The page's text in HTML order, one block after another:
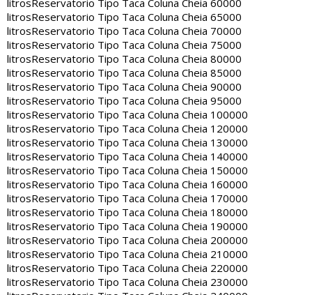
litrosReservatorio Tipo Taca Coluna Cheia 60000
litrosReservatorio Tipo Taca Coluna Cheia 65000
litrosReservatorio Tipo Taca Coluna Cheia 70000
litrosReservatorio Tipo Taca Coluna Cheia 75000
litrosReservatorio Tipo Taca Coluna Cheia 80000
litrosReservatorio Tipo Taca Coluna Cheia 85000
litrosReservatorio Tipo Taca Coluna Cheia 90000
litrosReservatorio Tipo Taca Coluna Cheia 95000
litrosReservatorio Tipo Taca Coluna Cheia 100000
litrosReservatorio Tipo Taca Coluna Cheia 120000
litrosReservatorio Tipo Taca Coluna Cheia 130000
litrosReservatorio Tipo Taca Coluna Cheia 140000
litrosReservatorio Tipo Taca Coluna Cheia 150000
litrosReservatorio Tipo Taca Coluna Cheia 160000
litrosReservatorio Tipo Taca Coluna Cheia 170000
litrosReservatorio Tipo Taca Coluna Cheia 180000
litrosReservatorio Tipo Taca Coluna Cheia 190000
litrosReservatorio Tipo Taca Coluna Cheia 200000
litrosReservatorio Tipo Taca Coluna Cheia 210000
litrosReservatorio Tipo Taca Coluna Cheia 220000
litrosReservatorio Tipo Taca Coluna Cheia 230000